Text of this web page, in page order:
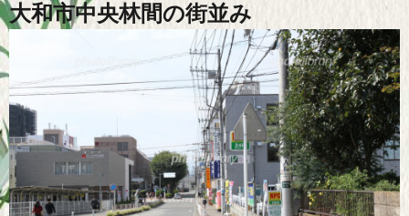
大和市中央林間の街並み